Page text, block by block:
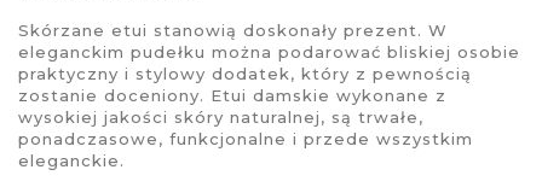
Skórzane etui stanowią doskonały prezent. W
eleganckim pudełku można podarować bliskiej osobie
praktyczny i stylowy dodatek, który z pewnością
zostanie doceniony. Etui damskie wykonane z
wysokiej jakości skóry naturalnej, są trwałe,
ponadczasowe, funkcjonalne i przede wszystkim
eleganckie.